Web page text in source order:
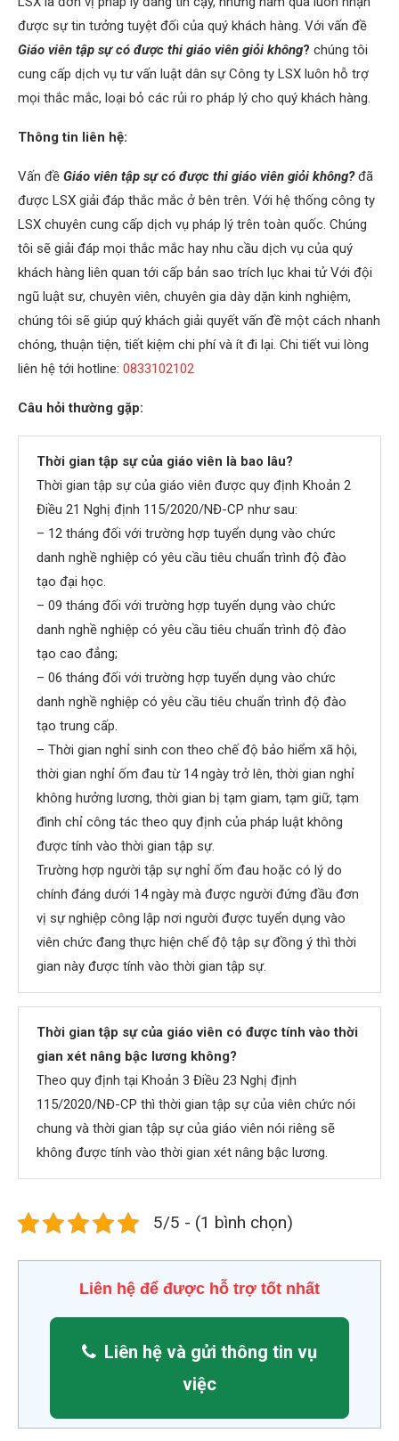
được sự tin tưởng tuyệt đối của quý khách hàng. Với vấn đề
Giáo viên tập sự có được thi giáo viên giỏi không? chúng tôi
cung cấp dịch vụ tư vấn luật dân sự Công ty LSX luôn hỗ trợ
mọi thắc mắc, loại bỏ các rủi ro pháp lý cho quý khách hàng.
Thông tin liên hệ:
Vấn đề Giáo viên tập sự có được thi giáo viên giỏi không?đã
được LSX giải đáp thắc mắc ở bên trên. Với hệ thống công ty
LSX chuyên cung cấp dịch vụ pháp lý trên toàn quốc. Chúng
tôi sẽ giải đáp mọi thắc mắc hay nhu cầu dịch vụ của quý
khách hàng liên quan tới cấp bản sao trích lục khai tử Với đội
ngũ luật sư, chuyên viên, chuyên gia dày dặn kinh nghiệm,
chúng tôi sẽ giúp quý khách giải quyết vấn đề một cách nhanh
chóng, thuận tiện, tiết kiệm chi phí và ít đi lại. Chi tiết vui lòng
liên hệ tới hotline: 0833102102
Câu hỏi thường gặp:
Thời gian tập sự của giáo viên là bao lâu?
Thời gian tập sự của giáo viên được quy định Khoản 2
Điều 21 Nghị định 115/2020/NĐ-CP như sau:
– 12 tháng đối với trường hợp tuyển dụng vào chức
danh nghề nghiệp có yêu cầu tiêu chuẩn trình độ đào
tạo đại học.
– 09 tháng đối với trường hợp tuyển dụng vào chức
danh nghề nghiệp có yêu cầu tiêu chuẩn trình độ đào
tạo cao đẳng;
– 06 tháng đối với trường hợp tuyển dụng vào chức
danh nghề nghiệp có yêu cầu tiêu chuẩn trình độ đào
tạo trung cấp.
– Thời gian nghỉ sinh con theo chế độ bảo hiểm xã hội,
thời gian nghỉ ốm đau từ 14 ngày trở lên, thời gian nghỉ
không hưởng lương, thời gian bị tạm giam, tạm giữ, tạm
đình chỉ công tác theo quy định của pháp luật không
được tính vào thời gian tập sự.
Trường hợp người tập sự nghỉ ốm đau hoặc có lý do
chính đáng dưới 14 ngày mà được người đứng đầu đơn
vị sự nghiệp công lập nơi người được tuyển dụng vào
viên chức đang thực hiện chế độ tập sự đồng ý thì thời
gian này được tính vào thời gian tập sự.
Thời gian tập sự của giáo viên có được tính vào thời
gian xét nâng bậc lương không?
Theo quy định tại Khoản 3 Điều 23 Nghị định
115/2020/NĐ-CP thì thời gian tập sự của viên chức nói
chung và thời gian tập sự của giáo viên nói riêng sẽ
không được tính vào thời gian xét nâng bậc lương.
5/5 - (1 bình chọn)
Liên hệ để được hỗ trợ tốt nhất
Liên hệ và gửi thông tin vụ
việc